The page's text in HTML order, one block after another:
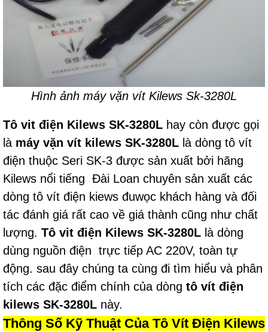
Hình ảnh máy vặn vít Kilews Sk-3280L
Tô vit điện Kilews SK-3280L hay còn được gọi
là máy vặn vít kilews SK-3280L là dòng tô vít
điện thuộc Seri SK-3 được sản xuất bởi hãng
Kilews nổi tiếng Đài Loan chuyên sản xuất các
dòng tô vít điện kiews đuwọc khách hàng và đối
tác đánh giá rất cao về giá thành cũng như chất
lượng. Tô vit điện Kilews SK-3280L là dòng
dùng nguồn điện trực tiếp AC 220V, toàn tự
động. sau đây chúng ta cùng đi tìm hiểu và phân
tích các đặc điểm chính của dòng tô vít điện
kilews SK-3280L này.
Thông Số Kỹ Thuật Của Tô Vít Điện Kilews